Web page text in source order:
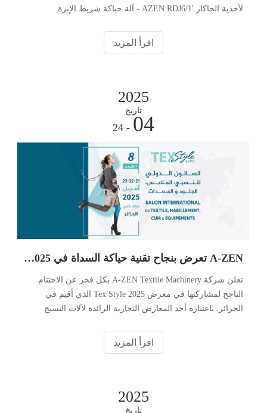
لأحذية الجاكار.'AZEN RDJ6/1 - آلة حياكة شريط الإبرة
الجديد من AZEN هو عبارة عن ماكينة حياكة جاكار مزدوجة عالية
اقرأ المزيد
2025
تاريخ
04
- 24
A-ZEN تعرض بنجاح تقنية حياكة السداة في Tex Style 2025 الجزائر
تعلن شركة A-ZEN Textile Machinery بكل فخر عن الاختتام
الناجح لمشاركتها في معرض Tex Style 2025 الذي أقيم في
الجزائر. باعتباره أحد المعارض التجارية الرائدة لآلات النسيج
اقرأ المزيد
2025
تاريخ